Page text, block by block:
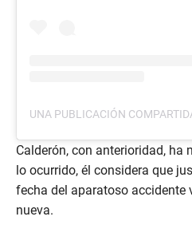
Calderón, con anterioridad, ha
lo ocurrido, él considera que
fecha del aparatoso accidente
nueva.